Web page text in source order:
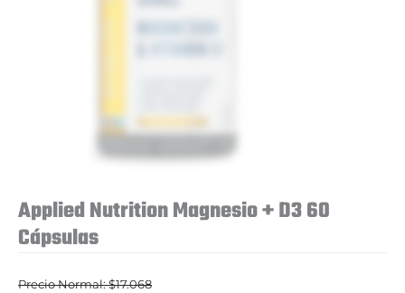
Applied Nutrition Magnesio + D3 60
Cápsulas
$17.068